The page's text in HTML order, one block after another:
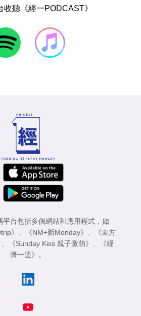
收聽《經一PODCAST》
平台包括多個網站和應用程式，如
》 《NM+新Monday》
《東方
《Sunday Kiss 親子童萌》
《經
濟一週》
。